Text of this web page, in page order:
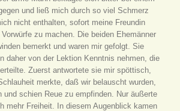
und ließ mich durch so viel Schmerz
nicht enthalten, sofort meine Freundin
zu machen. Die beiden Ehemänner
bemerkt und waren mir gefolgt. Sie
daher von der Lektion Kenntnis nehmen, die
Zuerst antwortete sie mir spöttisch,
merkte, daß wir belauscht wurden,
und schien Reue zu empfinden. Nur äußerte
mehr Freiheit. In diesem Augenblick kamen